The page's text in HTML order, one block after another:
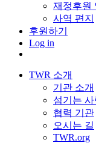
재정후원
사역 편지
후원하기
Log in
TWR 소개
기관 소개
섬기는 사
협력 기관
오시는 길
TWR.org